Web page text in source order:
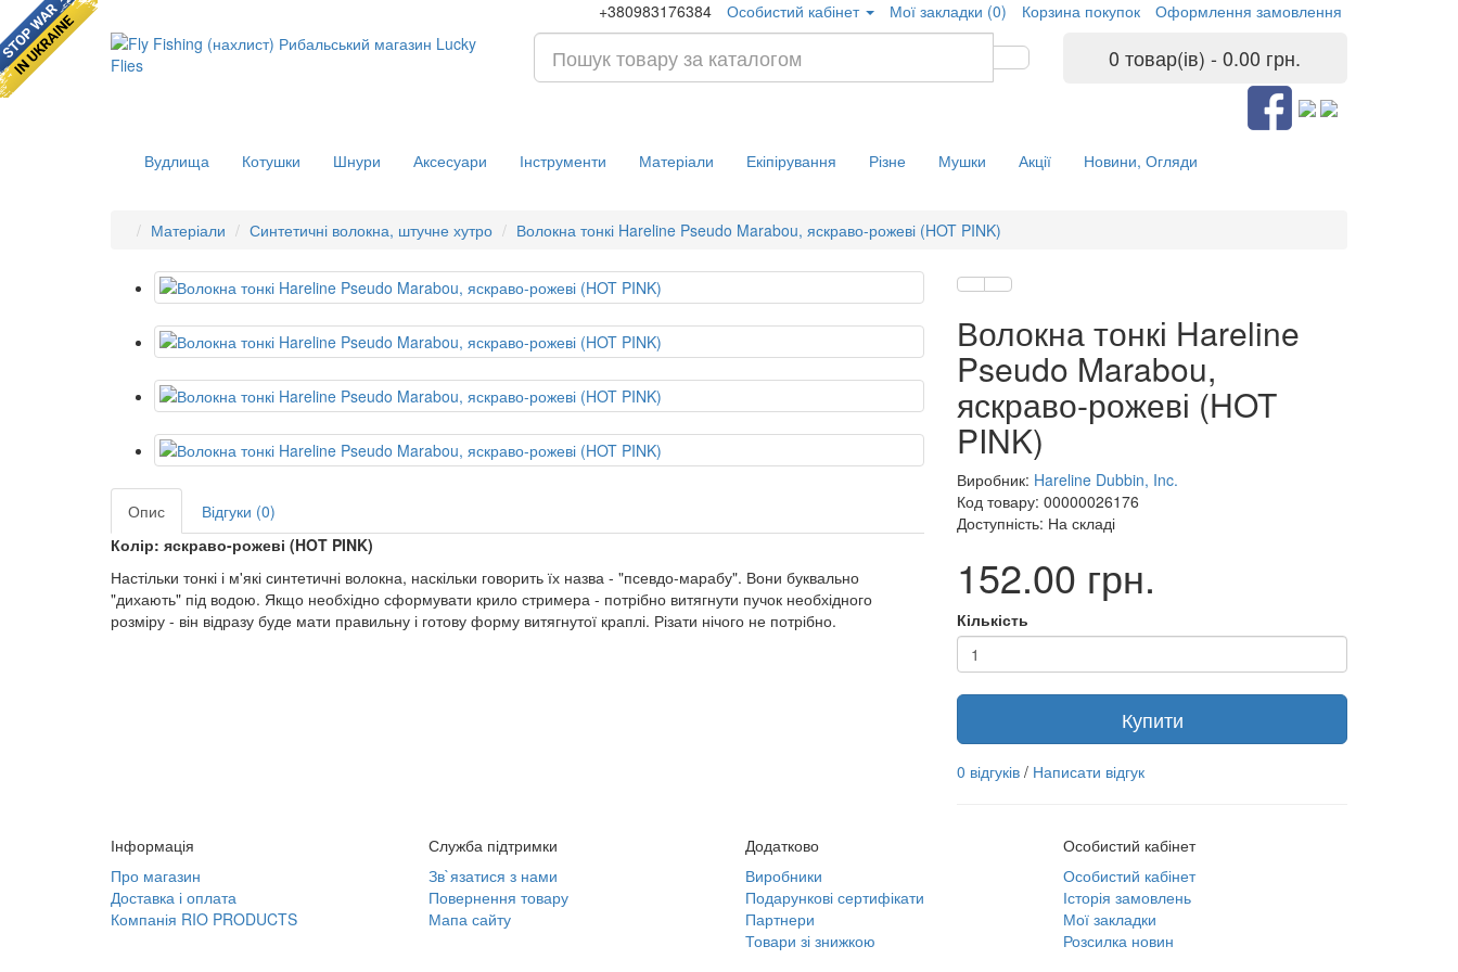
+380983176384 Особистий кабінет Мої закладки (0) Корзина покупок Оформлення замовлення
0 товар(ів) - 0.00 грн.
Вудлища Котушки Шнури Аксесуари Інструменти Матеріали Екіпірування Різне Мушки Акції Новини, Огляди
Матеріали Синтетичні волокна, штучне хутро Волокна тонкі Hareline Pseudo Marabou, яскраво-рожеві (HOT PINK)
Опис
Відгуки (0)
Колір: яскраво-рожеві (HOT PINK)
Настільки тонкі і м'які синтетичні волокна, наскільки говорить їх назва - "псевдо-марабу". Вони буквально
"дихають" під водою. Якщо необхідно сформувати крило стримера - потрібно витягнути пучок необхідного
розміру - він відразу буде мати правильну і готову форму витягнутої краплі. Різати нічого не потрібно.
Волокна тонкі Hareline
Pseudo Marabou,
яскраво-рожеві (HOT
PINK)
Виробник: Hareline Dubbin, Inc.
Код товару: 00000026176
Доступність: На складі
152.00 грн.
Кількість
Купити
0 відгуків / Написати відгук
Інформація
Про магазин
Доставка і оплата
Компанія RIO PRODUCTS
Служба підтримки
Зв`язатися з нами
Повернення товару
Мапа сайту
Додатково
Виробники
Подарункові сертифікати
Партнери
Товари зі знижкою
Особистий кабінет
Особистий кабінет
Історія замовлень
Мої закладки
Розсилка новин